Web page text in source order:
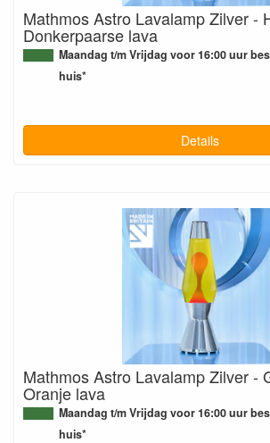
Mathmos Astro Lavalamp Zilver -
Donkerpaarse lava
Maandag t/m Vrijdag voor 16:00 uur
huis*
Details
Mathmos Astro Lavalamp Zilver -
Oranje lava
Maandag t/m Vrijdag voor 16:00 uur
huis*